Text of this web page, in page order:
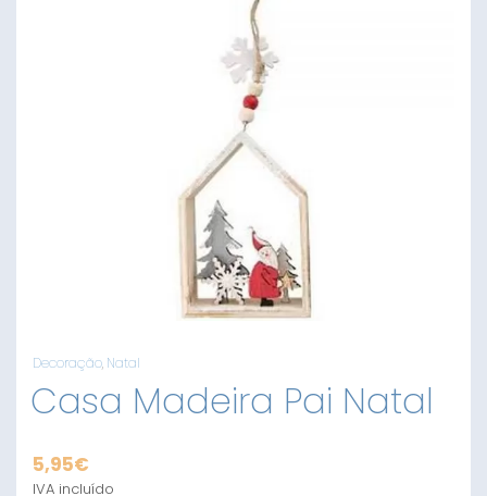
Decoração, Natal
Casa Madeira Pai Natal
5,95€
IVA incluído